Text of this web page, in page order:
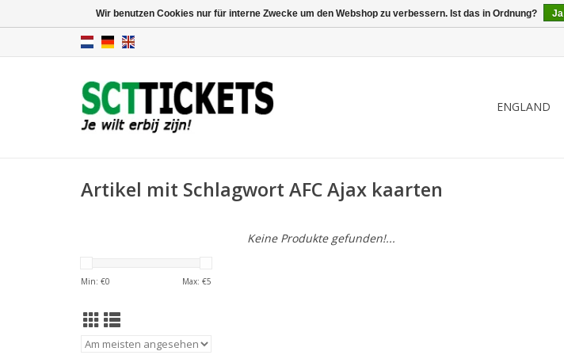
ENGLAND
Artikel mit Schlagwort AFC Ajax kaarten
Min: €0 Max: €5
Keine Produkte gefunden!...
Wir benutzen Cookies nur für interne Zwecke um den Webshop zu verbessern. Ist das in Ordnung? Ja